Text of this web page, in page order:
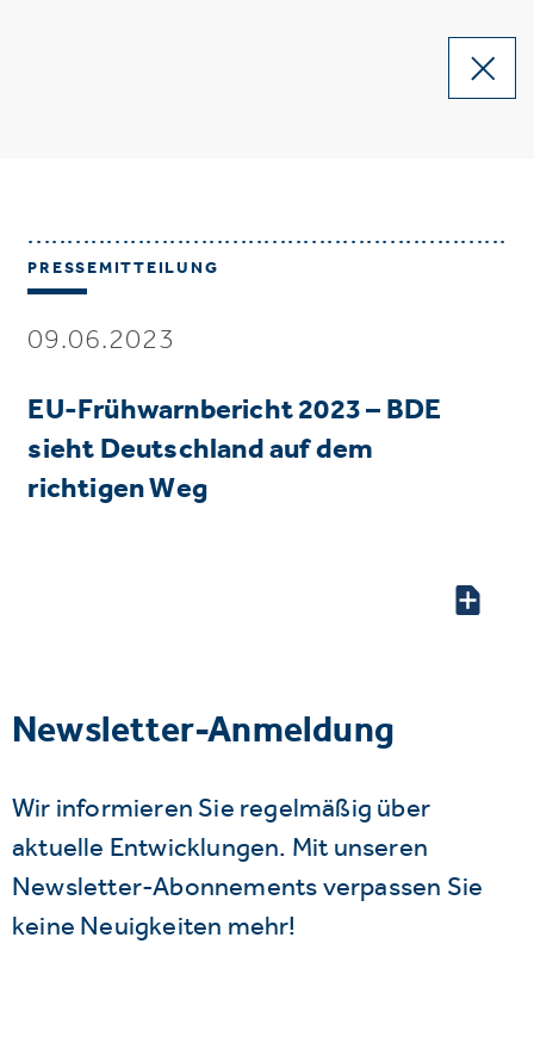
PRESSEMITTEILUNG
09.06.2023
EU-Frühwarnbericht 2023 – BDE
sieht Deutschland auf dem
richtigen Weg
Newsletter-Anmeldung
Wir informieren Sie regelmäßig über
aktuelle Entwicklungen. Mit unseren
Newsletter-Abonnements verpassen Sie
keine Neuigkeiten mehr!